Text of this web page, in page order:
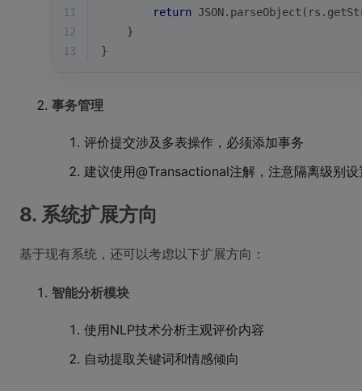
11
return
12
    }
13
}
事务管理
评价提交涉及多表操作，必须添加事务
建议使用@Transactional注解，注意隔离级别设
8. 系统扩展方向
基于现有系统，还可以考虑以下扩展方向：
智能分析模块
使用NLP技术分析主观评价内容
自动提取关键词和情感倾向